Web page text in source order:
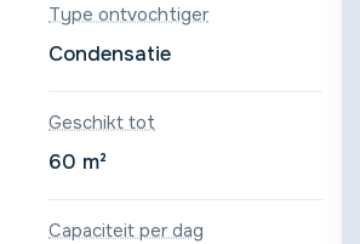
Type ontvochtiger
Condensatie
Geschikt tot
60 m²
Capaciteit per dag